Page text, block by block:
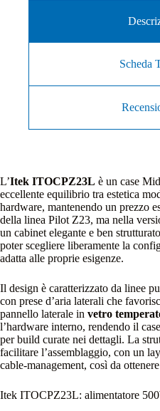
Scheda
L’Itek ITOCPZ23L è un case
eccellente equilibrio tra estetica
hardware, mantenendo un prezzo
della linea Pilot Z23, ma nella
un cabinet elegante e ben
poter scegliere liberamente la
adatta alle proprie esigenze.
Il design è caratterizzato da linee
con prese d’aria laterali che
pannello laterale in vetro
l’hardware interno, rendendo il
per build curate nei dettagli. La
facilitare l’assemblaggio, con un
cable‑management, così da
Itek ITOCPZ23L: alimentatore